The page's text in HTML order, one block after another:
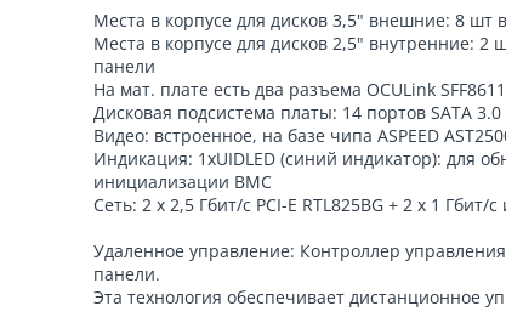
Места в корпусе для дисков 3,5" внешние: 8 шт
Места в корпусе для дисков 2,5" внутренние:
панели
На мат. плате есть два разъема OCULink
Дисковая подсистема платы: 14 портов SATA
Видео: встроенное, на базе чипа ASPEED
Индикация: 1xUIDLED (синий индикатор): для
инициализации BMC
Сеть: 2 x 2,5 Гбит/с PCI-E RTL825BG + 2 х 1
Удаленное управление: Контроллер
панели.
Эта технология обеспечивает дистанционное